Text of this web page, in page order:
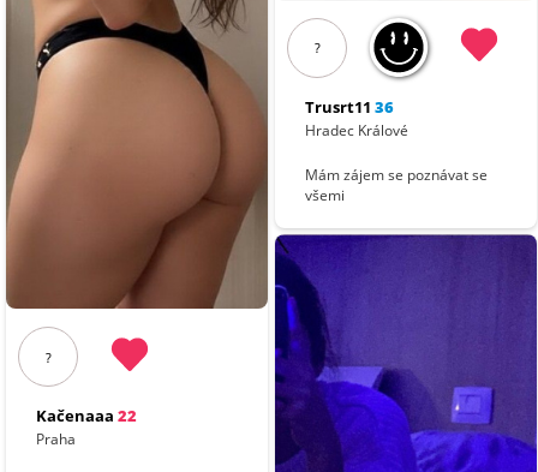
?
Kačenaaa 22
Praha
?
Trusrt11 36
Hradec Králové
Mám zájem se poznávat se
všemi